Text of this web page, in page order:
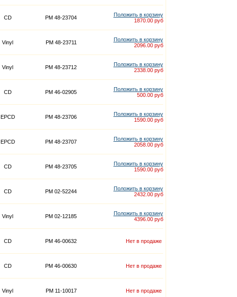
CD PM 48-23704
Положить в корзину
1870.00 руб
Vinyl PM 48-23711
Положить в корзину
2096.00 руб
Vinyl PM 48-23712
Положить в корзину
2338.00 руб
CD PM 46-02905
Положить в корзину
500.00 руб
EPCD PM 48-23706
Положить в корзину
1590.00 руб
EPCD PM 48-23707
Положить в корзину
2058.00 руб
CD PM 48-23705
Положить в корзину
1590.00 руб
CD PM 02-52244
Положить в корзину
2432.00 руб
Vinyl PM 02-12185
Положить в корзину
4396.00 руб
CD PM 46-00632 Нет в продаже
CD PM 46-00630 Нет в продаже
Vinyl PM 11-10017 Нет в продаже